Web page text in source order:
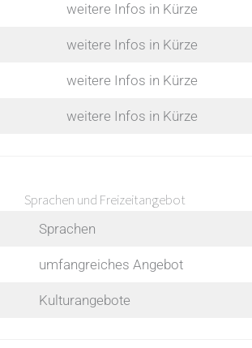
weitere Infos in Kürze
weitere Infos in Kürze
weitere Infos in Kürze
weitere Infos in Kürze
Sprachen und Freizeitangebot
Sprachen
umfangreiches Angebot
Kulturangebote